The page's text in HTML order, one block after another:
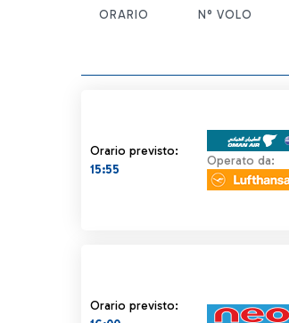
ORARIO N° VOLO
Orario previsto:
15:55
Operato da:
Orario previsto: